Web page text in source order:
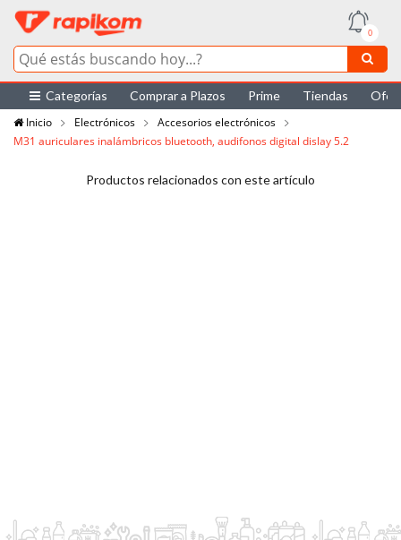
0
Categorías Comprar a Plazos Prime Tiendas
Inicio
Electrónicos
Accesorios electrónicos
M31 auriculares inalámbricos bluetooth, audifonos digital dislay 5.2
Productos relacionados con este artículo